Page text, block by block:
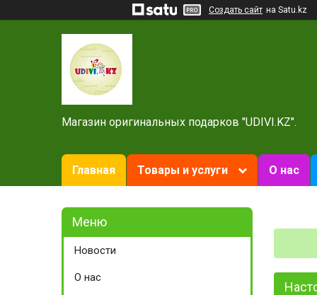
Создать сайт на Satu.kz
Магазин оригинальных подарков "UDIVI.KZ".
Главная Товары и услуги О нас
Новости
О нас